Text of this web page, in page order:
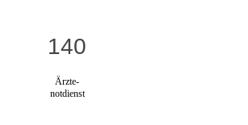
140
Ärzte-
notdienst